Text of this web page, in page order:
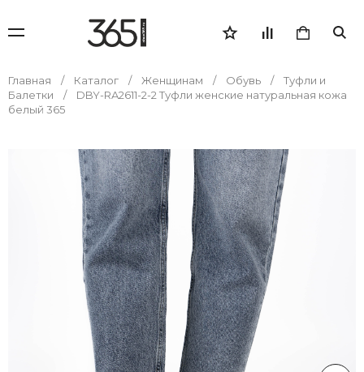
Главная Каталог Женщинам Обувь
Туфли и
Балетки
DBY-RA2611-2-2 Туфли женские натуральная кожа
белый 365